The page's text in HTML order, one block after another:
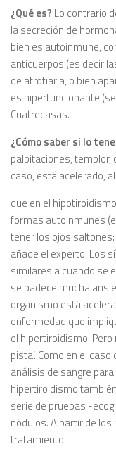
¿Qué es? Lo contrario
la secreción de
bien es autoinmune,
anticuerpos (es decir
de atrofiarla, o bien
es hiperfuncionante
Cuatrecasas.
¿Cómo saber si lo
palpitaciones,
caso, está acelerado,
que en el
formas autoinmunes
tener los ojos
añade el experto. Los
similares a cuando se
se padece mucha
organismo está
enfermedad que
el hipertiroidismo.
pista’. Como en el
análisis de sangre
hipertiroidismo
serie de pruebas -
nódulos. A partir de
tratamiento.